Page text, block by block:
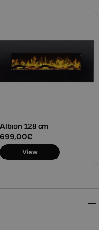
Albion 128 cm
Prezzo
normale
699,00€
View